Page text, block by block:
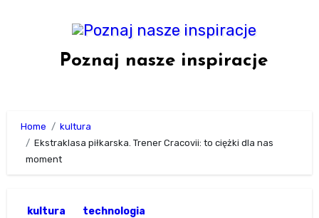
Poznaj nasze inspiracje
Home
kultura
Ekstraklasa piłkarska. Trener Cracovii: to ciężki dla nas
moment
kultura technologia